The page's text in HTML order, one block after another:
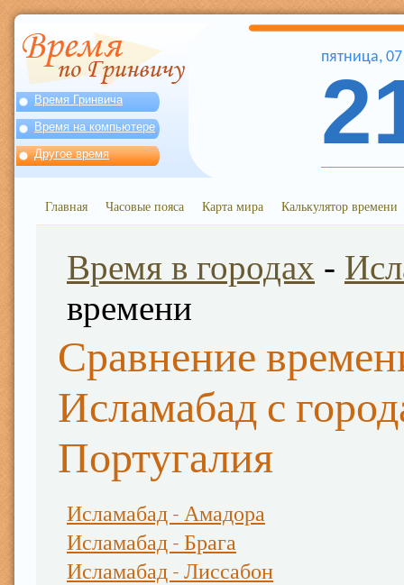
Время Гринвича
Время на компьютере
Другое время
пятница, 07
Главная Часовые пояса Карта мира Калькулятор времени
Время в городах -
времени
Сравнение
Исламабад с
Португалия
Исламабад - Амадора
Исламабад - Брага
Исламабад - Лиссабон